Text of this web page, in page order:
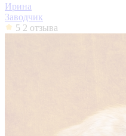
Ирина
Заводчик
5 2 отзыва